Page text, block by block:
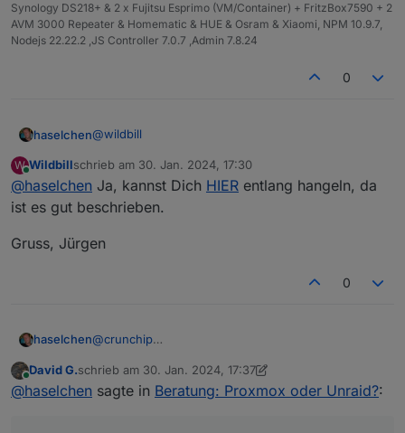
Synology DS218+ & 2 x Fujitsu Esprimo (VM/Container) + FritzBox7590 + 2
AVM 3000 Repeater & Homematic & HUE & Osram & Xiaomi, NPM 10.9.7,
Nodejs 22.22.2 ,JS Controller 7.0.7 ,Admin 7.8.24
0
haselchen@wildbill
Also Stick rein und 128GB geballte Proxmox
Freude? :)
W
Online
Wildbillschrieb am 30. Jan. 2024, 17:30
zuletzt editiert von
@haselchen Ja, kannst Dich HIER entlang hangeln, da
ist es gut beschrieben.
Gruss, Jürgen
0
haselchen@crunchip
Ich versuche erstmal mit Proxmox warm zu werden.
Ich weiss genau, in Zukunft werde ich mir Unraid
Online
David G.schrieb am 30. Jan. 2024, 17:37
zuletzt editiert von David G.
@haselchen sagte in Beratung: Proxmox oder Unraid?: